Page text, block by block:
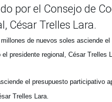
por el Consejo de
César Trelles Lara.
de nuevos soles asciende
presidente regional, César Trelles
el presupuesto participativo
Trelles Lara.